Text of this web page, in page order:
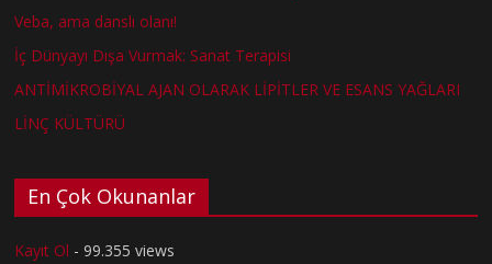
Veba, ama danslı olanı!
İç Dünyayı Dışa Vurmak: Sanat Terapisi
ANTİMİKROBİYAL AJAN OLARAK LİPİTLER VE ESANS YAĞLARI
LİNÇ KÜLTÜRÜ
En Çok Okunanlar
Kayıt Ol - 99.355 views